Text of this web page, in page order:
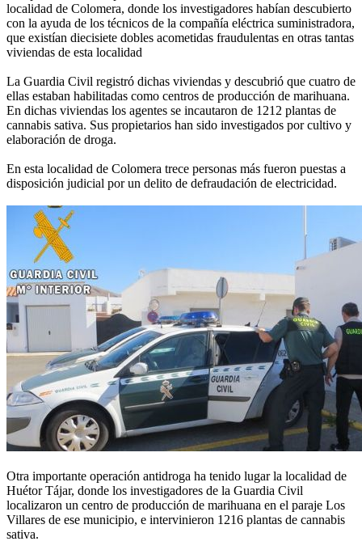
localidad de Colomera, donde los investigadores habían descubierto
con la ayuda de los técnicos de la compañía eléctrica suministradora,
que existían diecisiete dobles acometidas fraudulentas en otras tantas
viviendas de esta localidad
La Guardia Civil registró dichas viviendas y descubrió que cuatro de
ellas estaban habilitadas como centros de producción de marihuana.
En dichas viviendas los agentes se incautaron de 1212 plantas de
cannabis sativa. Sus propietarios han sido investigados por cultivo y
elaboración de droga.
En esta localidad de Colomera trece personas más fueron puestas a
disposición judicial por un delito de defraudación de electricidad.
Otra importante operación antidroga ha tenido lugar la localidad de
Huétor Tájar, donde los investigadores de la Guardia Civil
localizaron un centro de producción de marihuana en el paraje Los
Villares de ese municipio, e intervinieron 1216 plantas de cannabis
sativa.